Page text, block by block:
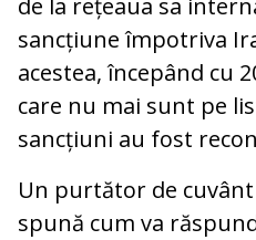
de la rețeaua sa
sancțiune împotriva
acestea, începând cu
care nu mai sunt pe
sancțiuni au fost
Un purtător de
spună cum va